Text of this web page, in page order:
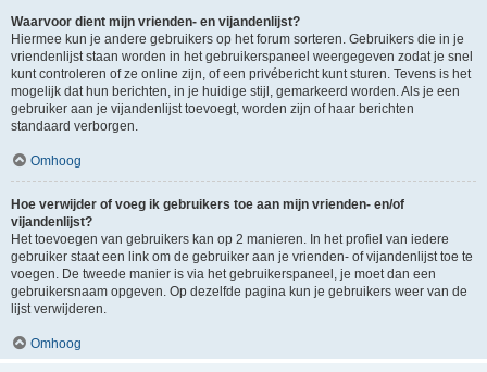
Waarvoor dient mijn vrienden- en vijandenlijst?
Hiermee kun je andere gebruikers op het forum sorteren. Gebruikers die in je
vriendenlijst staan worden in het gebruikerspaneel weergegeven zodat je snel
kunt controleren of ze online zijn, of een privébericht kunt sturen. Tevens is het
mogelijk dat hun berichten, in je huidige stijl, gemarkeerd worden. Als je een
gebruiker aan je vijandenlijst toevoegt, worden zijn of haar berichten
standaard verborgen.
Omhoog
Hoe verwijder of voeg ik gebruikers toe aan mijn vrienden- en/of
vijandenlijst?
Het toevoegen van gebruikers kan op 2 manieren. In het profiel van iedere
gebruiker staat een link om de gebruiker aan je vrienden- of vijandenlijst toe te
voegen. De tweede manier is via het gebruikerspaneel, je moet dan een
gebruikersnaam opgeven. Op dezelfde pagina kun je gebruikers weer van de
lijst verwijderen.
Omhoog